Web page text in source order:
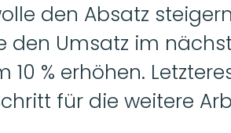
den Absatz
den Umsatz im
% erhöhen.
für die weitere